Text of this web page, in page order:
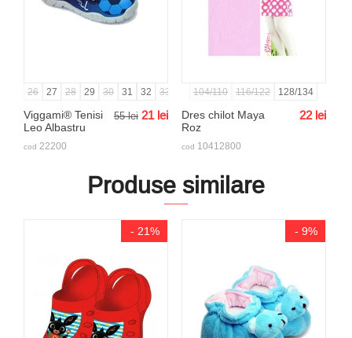
26 27 28 29 30 31 32 33 35 36
Viggami® Tenisi
Leo Albastru
55 lei 21 lei
cod 22200
104/110 116/122 128/134
Dres chilot Maya
Roz
22 lei
cod 10412800
Produse similare
- 21% - 9%